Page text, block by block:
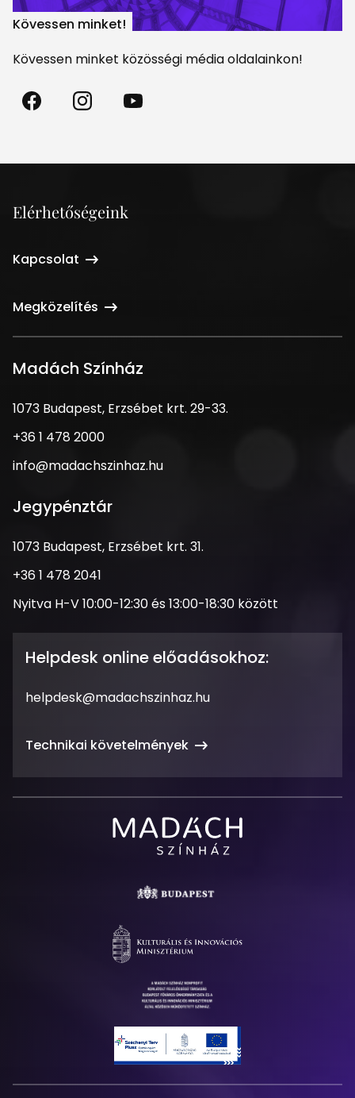
Kövessen minket!
Kövessen minket közösségi média oldalainkon!
Madách
Színház
Madách
Színház
Madách
Színház
on
Elérhetőségeink
Kapcsolat
Megközelítés
Madách Színház
1073
Erzsébet
krt.
33.
1073 Budapest, Erzsébet krt. 29-33.
Telefonszám
+36 1 478 2000
Email
info@madachszinhaz.hu
Jegypénztár
Cím
1073 Budapest, Erzsébet krt. 31.
Telefonszám
+36 1 478 2041
Nyitva
Nyitva H-V 10:00-12:30 és 13:00-18:30 között
Helpdesk online előadásokhoz:
Email
helpdesk@madachszinhaz.hu
Technikai követelmények
Színház